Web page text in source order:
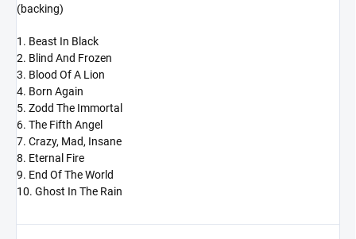
(backing)
1. Beast In Black
2. Blind And Frozen
3. Blood Of A Lion
4. Born Again
5. Zodd The Immortal
6. The Fifth Angel
7. Crazy, Mad, Insane
8. Eternal Fire
9. End Of The World
10. Ghost In The Rain